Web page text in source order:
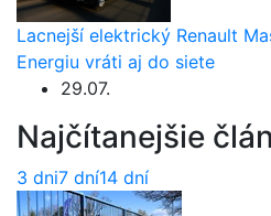
Lacnejší elektrický Renault
Energiu vráti aj do siete
29.07.
Najčítanejšie
3 dni7 dní14 dní